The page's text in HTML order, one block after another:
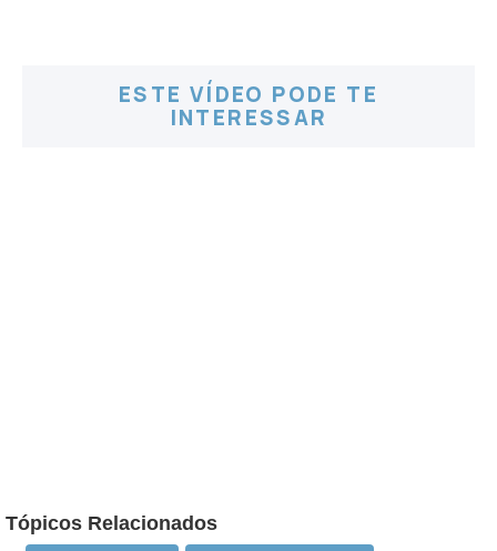
ESTE VÍDEO PODE TE
INTERESSAR
Tópicos Relacionados